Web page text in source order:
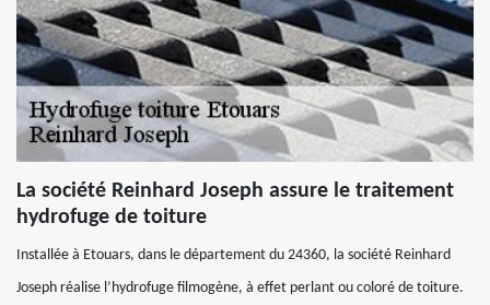
La société Reinhard Joseph assure le traitement
hydrofuge de toiture
Installée à Etouars, dans le département du 24360, la société Reinhard
Joseph réalise l’hydrofuge filmogène, à effet perlant ou coloré de toiture.